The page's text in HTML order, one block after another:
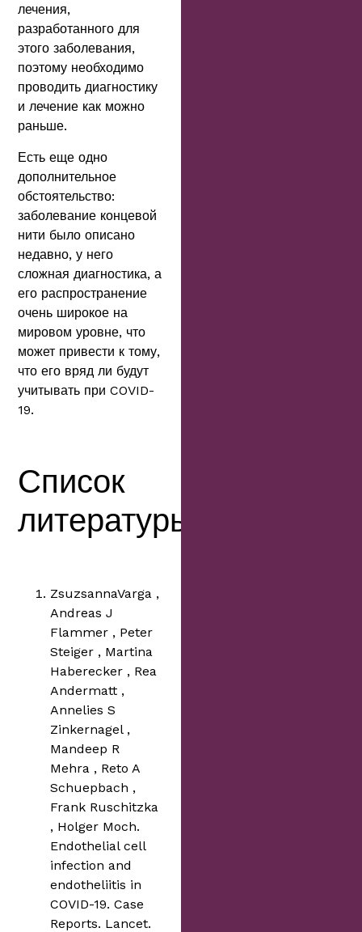
лечения,
разработанного для
этого заболевания,
поэтому необходимо
проводить диагностику
и лечение как можно
раньше.
Есть еще одно
дополнительное
обстоятельство:
заболевание концевой
нити было описано
недавно, у него
сложная диагностика, а
его распространение
очень широкое на
мировом уровне, что
может привести к тому,
что его вряд ли будут
учитывать при COVID-
19.
Список
литературы
ZsuzsannaVarga ,
Andreas J
Flammer , Peter
Steiger , Martina
Haberecker , Rea
Andermatt ,
Annelies S
Zinkernagel ,
Mandeep R
Mehra , Reto A
Schuepbach ,
Frank Ruschitzka
, Holger Moch.
Endothelial cell
infection and
endotheliitis in
COVID-19. Case
Reports. Lancet.